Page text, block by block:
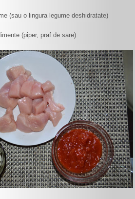
(sau o lingura legume deshidratate)
(piper, praf de sare)